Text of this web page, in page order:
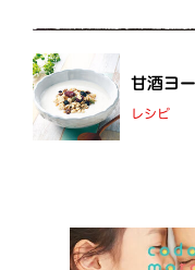
甘酒ヨ
レシピ